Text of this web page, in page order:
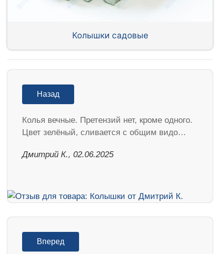
Колышки садовые
Назад
Колья вечные. Претензий нет, кроме одного.
Цвет зелёный, сливается с общим видо…
Дмитрий К., 02.06.2025
Вперед